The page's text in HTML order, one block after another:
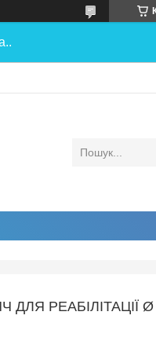
ДЛЯ